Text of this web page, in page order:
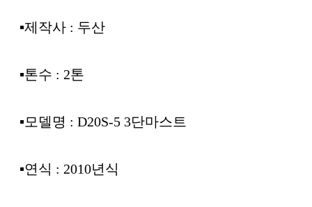
▪︎제작사 : 두산
▪︎톤수 : 2톤
▪︎모델명 : D20S-5 3단마스트
▪︎연식 : 2010년식